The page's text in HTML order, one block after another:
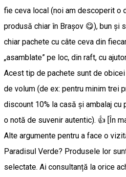
fie ceva local (noi am descoperit o
produsă chiar în Brașov 😋), bun și
chiar pachete cu câte ceva din
„asamblate” pe loc, din raft, cu
Acest tip de pachete sunt de
de volum (de ex: pentru minim trei
discount 10% la casă și ambalaj
o notă de suvenir autentic). 👍 [În
Alte argumente pentru a face o
Paradisul Verde? Produsele lor
selectate. Ai consultanță la orice